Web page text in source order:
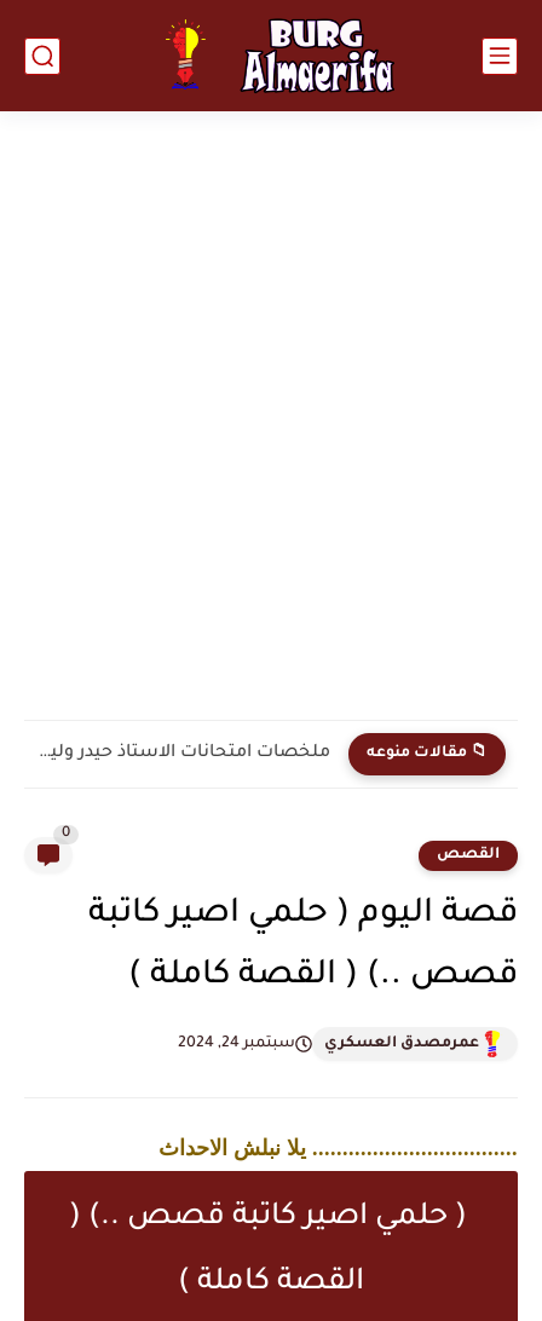
📁 مقالات منوعه ملخصات امتحانات الاستاذ حيدر وليد الفصل الثاني رياضيات السادس...
القصص
0
قصة اليوم ( حلمي اصير كاتبة
قصص ..) ( القصة كاملة )
عمرمصدق العسكري سبتمبر 24, 2024
يلا نبلش الاحداث ..................................
( حلمي اصير كاتبة قصص ..) (
القصة كاملة )